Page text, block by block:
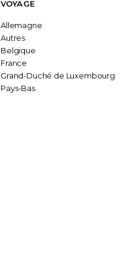
VOYAGE
Allemagne
Autres
Belgique
France
Grand-Duché de Luxembourg
Pays-Bas